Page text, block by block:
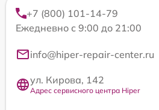
+7 (800) 101-14-79
Ежедневно с 9:00 до 21:00
info@hiper-repair-center.ru
ул. Кирова, 142
Адрес сервисного центра Hiper